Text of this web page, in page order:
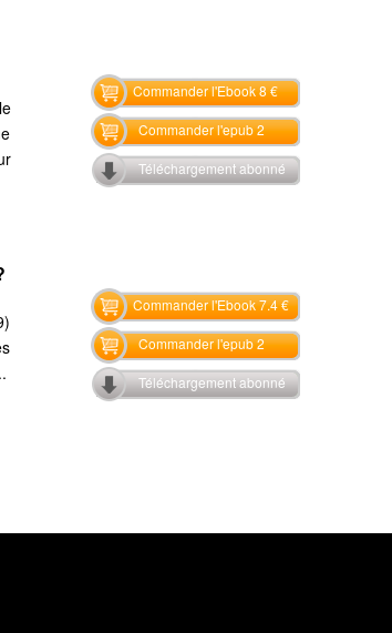
Commander l'Ebook 8 €
Commander l'epub 2
Téléchargement abonné
Commander l'Ebook 7.4 €
Commander l'epub 2
Téléchargement abonné